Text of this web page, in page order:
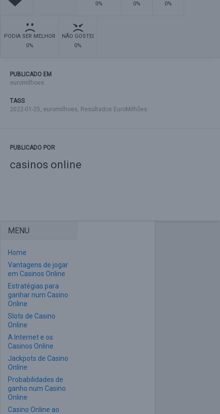
0%
0%
0%
PODIA SER MELHOR
0%
NÃO GOSTEI
0%
PUBLICADO EM
euromilhoes
TAGS
2022-01-25, euromilhoes, Resultados EuroMilhões
PUBLICADO POR
casinos online
MENU
Home
Vantagens de jogar
em Casinos Online
Estratégias para
ganhar num Casino
Online
Slots de Casino
Online
A Internet e os
Casinos Online
Jackpots de Casino
Online
Probabilidades de
ganho num Casino
Online
Casino Online ao